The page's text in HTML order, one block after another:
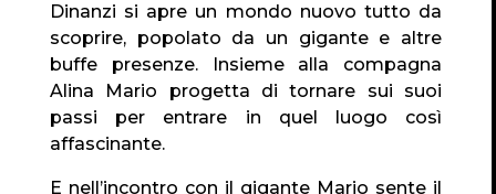
Dinanzi si apre un mondo nuovo tutto da
scoprire, popolato da un gigante e altre
buffe presenze. Insieme alla compagna
Alina Mario progetta di tornare sui suoi
passi per entrare in quel luogo così
affascinante.
E nell’incontro con il gigante Mario sente il